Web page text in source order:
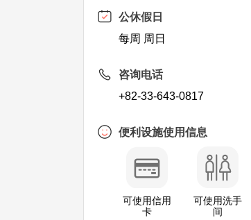
公休假日
每周 周日
咨询电话
+82-33-643-0817
便利设施使用信息
可使用信用
卡
可使用洗手
间